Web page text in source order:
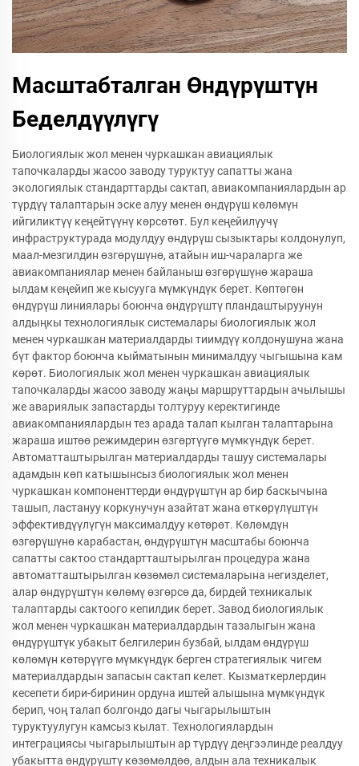
Масштабталган Өндүрүштүн
Беделдүүлүгү
Биологиялык жол менен чуркашкан авиациялык
тапочкаларды жасоо заводу туруктуу сапатты жана
экологиялык стандарттарды сактап, авиакомпаниялардын ар
түрдүү талаптарын эске алуу менен өндүрүш көлөмүн
ийгиликтүү кеңейтүүнү көрсөтөт. Бул кеңейилүучү
инфраструктурада модулдуу өндүрүш сызыктары колдонулуп,
маал-мезгилдин өзгөрүшүнө, атайын иш-чараларга же
авиакомпаниялар менен байланыш өзгөрүшүнө жараша
ылдам кеңейип же кысууга мүмкүндүк берет. Көптөгөн
өндүрүш линиялары боюнча өндүрүштү пландаштыруунун
алдыңкы технологиялык системалары биологиялык жол
менен чуркашкан материалдарды тиимдүү колдонушуна жана
бүт фактор боюнча кыйматынын минималдуу чыгышына кам
көрөт. Биологиялык жол менен чуркашкан авиациялык
тапочкаларды жасоо заводу жаңы маршруттардын ачылышы
же авариялык запастарды толтуруу керектигинде
авиакомпаниялардын тез арада талап кылган талаптарына
жараша иштөө режимдерин өзгөртүүгө мүмкүндүк берет.
Автоматташтырылган материалдарды ташуу системалары
адамдын көп катышынсыз биологиялык жол менен
чуркашкан компоненттерди өндүрүштүн ар бир баскычына
ташып, ластануу коркунучун азайтат жана өткөрүлүштүн
эффективдүүлүгүн максималдуу көтөрөт. Көлөмдүн
өзгөрүшүнө карабастан, өндүрүштүн масштабы боюнча
сапатты сактоо стандартташтырылган процедура жана
автоматташтырылган көзөмөл системаларына негизделет,
алар өндүрүштүн көлөмү өзгөрсө да, бирдей техникалык
талаптарды сактоого кепилдик берет. Завод биологиялык
жол менен чуркашкан материалдардын тазалыгын жана
өндүрүштүк убакыт белгилерин бузбай, ылдам өндүрүш
көлөмүн көтөрүүгө мүмкүндүк берген стратегиялык чигем
материалдардын запасын сактап келет. Кызматкерлердин
кесепети бири-биринин ордуна иштей алышына мүмкүндүк
берип, чоң талап болгондо дагы чыгарылыштын
туруктуулугун камсыз кылат. Технологиялардын
интеграциясы чыгарылыштын ар түрдүү деңгээлинде реалдуу
убакытта өндүрүштү көзөмөлдөө, алдын ала техникалык